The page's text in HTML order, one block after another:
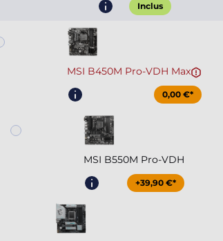
Inclus
MSI B450M Pro-VDH Max
0,00 €*
MSI B550M Pro-VDH
+39,90 €*